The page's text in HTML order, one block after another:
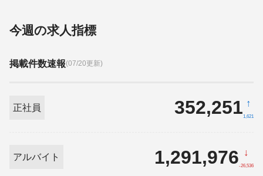
今週の求人指標
掲載件数速報(07/20更新)
正社員 352,251 ↑
1,621
アルバイト 1,291,976 ↓
-26,536